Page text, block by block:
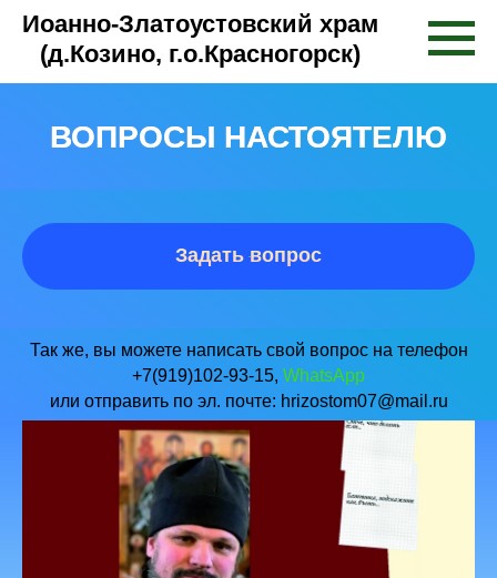
Иоанно-Златоустовский храм
(д.Козино, г.о.Красногорск)
ВОПРОСЫ НАСТОЯТЕЛЮ
Задать вопрос
Так же, вы можете написать свой вопрос на телефон
+7(919)102-93-15, WhatsApp
или отправить по эл. почте: hrizostom07@mail.ru